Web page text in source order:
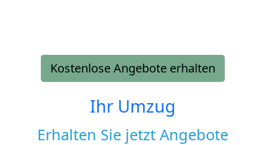
Kostenlose Angebote erhalten
Ihr Umzug
Erhalten Sie jetzt Angebote